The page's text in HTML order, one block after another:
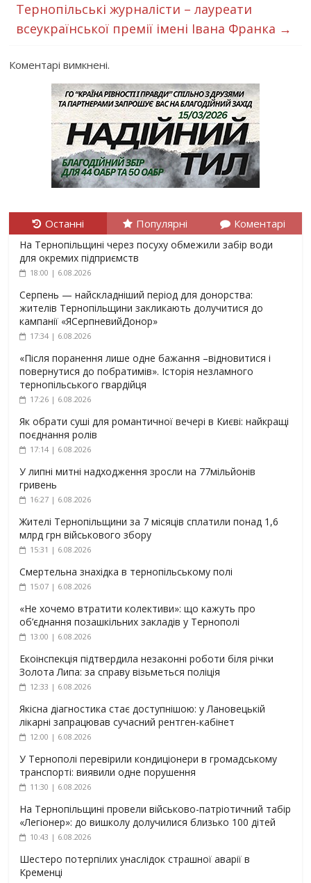
Тернопільські журналісти – лауреати
всеукраїнської премії імені Івана Франка →
Коментарі вимкнені.
Останні Популярні Коментарі
На Тернопільщині через посуху обмежили забір води
для окремих підприємств
18:00 | 6.08.2026
Серпень — найскладніший період для донорства:
жителів Тернопільщини закликають долучитися до
кампанії «ЯСерпневийДонор»
17:34 | 6.08.2026
«Після поранення лише одне бажання –відновитися і
повернутися до побратимів». Історія незламного
тернопільського гвардійця
17:26 | 6.08.2026
Як обрати суші для романтичної вечері в Києві: найкращі
поєднання ролів
17:14 | 6.08.2026
У липні митні надходження зросли на 77мільйонів
гривень
16:27 | 6.08.2026
Жителі Тернопільщини за 7 місяців сплатили понад 1,6
млрд грн військового збору
15:31 | 6.08.2026
Смертельна знахідка в тернопільському полі
15:07 | 6.08.2026
«Не хочемо втратити колективи»: що кажуть про
об’єднання позашкільних закладів у Тернополі
13:00 | 6.08.2026
Екоінспекція підтвердила незаконні роботи біля річки
Золота Липа: за справу візьметься поліція
12:33 | 6.08.2026
Якісна діагностика стає доступнішою: у Лановецькій
лікарні запрацював сучасний рентген-кабінет
12:00 | 6.08.2026
У Тернополі перевірили кондиціонери в громадському
транспорті: виявили одне порушення
11:30 | 6.08.2026
На Тернопільщині провели військово-патріотичний табір
«Легіонер»: до вишколу долучилися близько 100 дітей
10:43 | 6.08.2026
Шестеро потерпілих унаслідок страшної аварії в
Кременці